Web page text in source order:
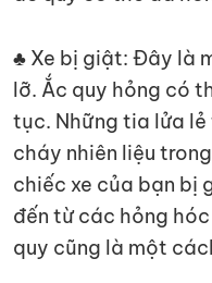
♣ Xe bị giật: Đây là
lỡ. Ắc quy hỏng có
tục. Những tia lửa
cháy nhiên liệu
chiếc xe của bạn bị
đến từ các hỏng
quy cũng là một